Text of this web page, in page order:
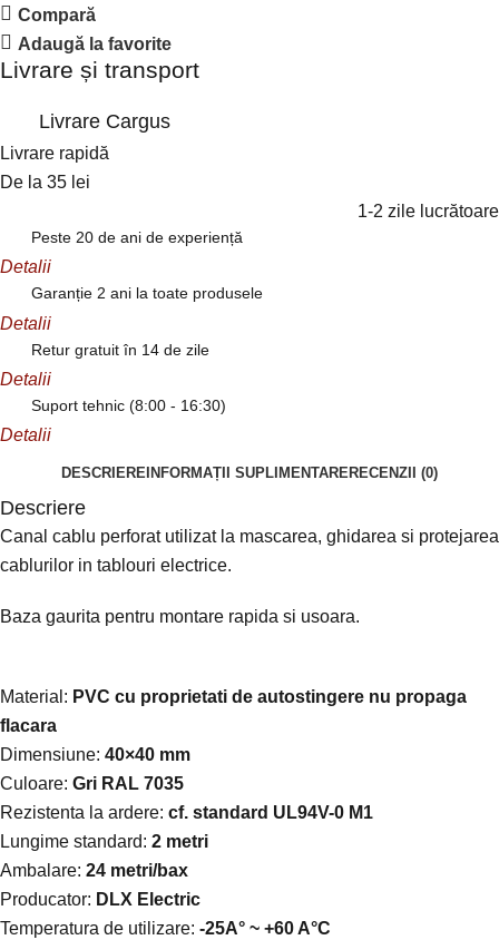
Compară
Adaugă la favorite
Livrare și transport
Livrare Cargus
Livrare rapidă
De la 35 lei
1-2 zile lucrătoare
Peste 20 de ani de experiență
Detalii
Garanție 2 ani la toate produsele
Detalii
Retur gratuit în 14 de zile
Detalii
Suport tehnic (8:00 - 16:30)
Detalii
DESCRIERE INFORMAȚII SUPLIMENTARE RECENZII (0)
Descriere
Canal cablu perforat utilizat la mascarea, ghidarea si protejarea
cablurilor in tablouri electrice.
Baza gaurita pentru montare rapida si usoara.
Material: PVC cu proprietati de autostingere nu propaga
flacara
Dimensiune: 40×40 mm
Culoare: Gri RAL 7035
Rezistenta la ardere: cf. standard UL94V-0 M1
Lungime standard: 2 metri
Ambalare: 24 metri/bax
Producator: DLX Electric
Temperatura de utilizare: -25A° ~ +60 A°C